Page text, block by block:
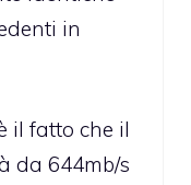
in
il fatto che il
da 644mb/s